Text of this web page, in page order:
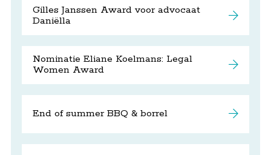
Gilles Janssen Award voor advocaat
Daniëlla
Nominatie Eliane Koelmans: Legal
Women Award
End of summer BBQ & borrel